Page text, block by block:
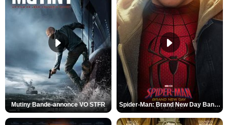
Mutiny Bande-annonce VO STFR Spider-Man: Brand New Day Bande-annonce VO STFR